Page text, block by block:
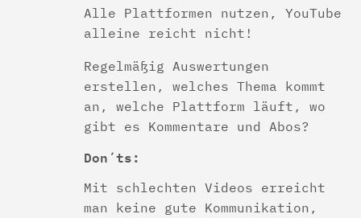
Alle Plattformen nutzen, YouTube
alleine reicht nicht!
Regelmäßig Auswertungen
erstellen, welches Thema kommt
an, welche Plattform läuft, wo
gibt es Kommentare und Abos?
Don´ts:
Mit schlechten Videos erreicht
man keine gute Kommunikation,